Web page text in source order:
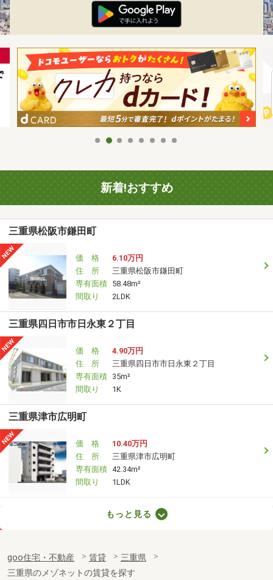
新着!おすすめ
三重県松阪市鎌田町
価 格
6.10万円
住 所
三重県松阪市鎌田町
専有面積 58.48m²
間取り
2LDK
三重県四日市市日永東２丁目
価 格
4.90万円
住 所
三重県四日市市日永東２丁目
専有面積 35m²
間取り
1K
三重県津市広明町
価 格
10.40万円
住 所
三重県津市広明町
専有面積 42.34m²
間取り
1LDK
専有面積
42.34m²
間取り
1LDK
もっと見る
goo住宅・不動産 賃貸
三重県
三重県のメゾネットの賃貸を探す